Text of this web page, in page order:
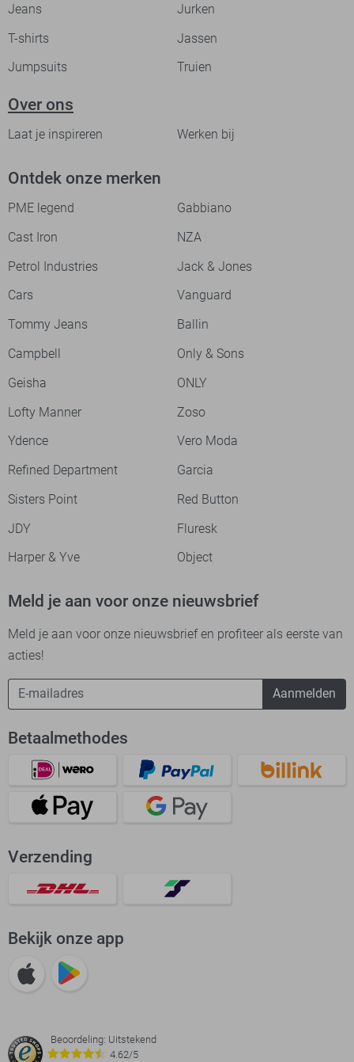
Jeans
Jurken
T-shirts
Jassen
Jumpsuits
Truien
Over ons
Laat je inspireren Werken bij
Ontdek onze merken
PME legend
Gabbiano
Cast Iron
NZA
Petrol Industries
Jack & Jones
Cars
Vanguard
Tommy Jeans
Ballin
Campbell
Only & Sons
Geisha
ONLY
Lofty Manner
Zoso
Ydence
Vero Moda
Refined Department
Garcia
Sisters Point
Red Button
JDY
Fluresk
Harper & Yve
Object
Meld je aan voor onze nieuwsbrief
Meld je aan voor onze nieuwsbrief en profiteer als eerste van
acties!
Aanmelden
Betaalmethodes
Verzending
Bekijk onze app
Beoordeling: Uitstekend
4.62/5